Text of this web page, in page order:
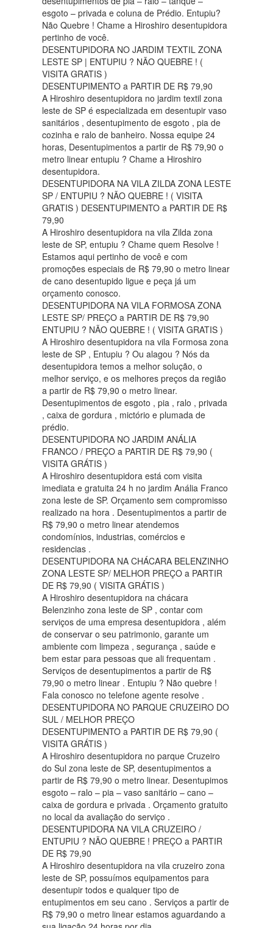
esgoto – privada e coluna de Prédio. Entupiu?
Não Quebre ! Chame a Hiroshiro desentupidora
pertinho de você.
DESENTUPIDORA NO JARDIM TEXTIL ZONA
LESTE SP | ENTUPIU ? NÃO QUEBRE ! (
VISITA GRATIS )
DESENTUPIMENTO a PARTIR DE R$ 79,90
A Hiroshiro desentupidora no jardim textil zona
leste de SP é especializada em desentupir vaso
sanitários , desentupimento de esgoto , pia de
cozinha e ralo de banheiro. Nossa equipe 24
horas, Desentupimentos a partir de R$ 79,90 o
metro linear entupiu ? Chame a Hiroshiro
desentupidora.
DESENTUPIDORA NA VILA ZILDA ZONA LESTE
SP / ENTUPIU ? NÃO QUEBRE ! ( VISITA
GRATIS ) DESENTUPIMENTO a PARTIR DE R$
79,90
A Hiroshiro desentupidora na vila Zilda zona
leste de SP, entupiu ? Chame quem Resolve !
Estamos aqui pertinho de você e com
promoções especiais de R$ 79,90 o metro linear
de cano desentupido ligue e peça já um
orçamento conosco.
DESENTUPIDORA NA VILA FORMOSA ZONA
LESTE SP/ PREÇO a PARTIR DE R$ 79,90
ENTUPIU ? NÃO QUEBRE ! ( VISITA GRATIS )
A Hiroshiro desentupidora na vila Formosa zona
leste de SP , Entupiu ? Ou alagou ? Nós da
desentupidora temos a melhor solução, o
melhor serviço, e os melhores preços da região
a partir de R$ 79,90 o metro linear.
Desentupimentos de esgoto , pia , ralo , privada
, caixa de gordura , mictório e plumada de
prédio.
DESENTUPIDORA NO JARDIM ANÁLIA
FRANCO / PREÇO a PARTIR DE R$ 79,90 (
VISITA GRÁTIS )
A Hiroshiro desentupidora está com visita
imediata e gratuita 24 h no jardim Anália Franco
zona leste de SP. Orçamento sem compromisso
realizado na hora . Desentupimentos a partir de
R$ 79,90 o metro linear atendemos
condomínios, industrias, comércios e
residencias .
DESENTUPIDORA NA CHÁCARA BELENZINHO
ZONA LESTE SP/ MELHOR PREÇO a PARTIR
DE R$ 79,90 ( VISITA GRÁTIS )
A Hiroshiro desentupidora na chácara
Belenzinho zona leste de SP , contar com
serviços de uma empresa desentupidora , além
de conservar o seu patrimonio, garante um
ambiente com limpeza , segurança , saúde e
bem estar para pessoas que ali frequentam .
Serviços de desentupimentos a partir de R$
79,90 o metro linear . Entupiu ? Não quebre !
Fala conosco no telefone agente resolve .
DESENTUPIDORA NO PARQUE CRUZEIRO DO
SUL / MELHOR PREÇO
DESENTUPIMENTO a PARTIR DE R$ 79,90 (
VISITA GRÁTIS )
A Hiroshiro desentupidora no parque Cruzeiro
do Sul zona leste de SP, desentupimentos a
partir de R$ 79,90 o metro linear. Desentupimos
esgoto – ralo – pia – vaso sanitário – cano –
caixa de gordura e privada . Orçamento gratuito
no local da avaliação do serviço .
DESENTUPIDORA NA VILA CRUZEIRO /
ENTUPIU ? NÃO QUEBRE ! PREÇO a PARTIR
DE R$ 79,90
A Hiroshiro desentupidora na vila cruzeiro zona
leste de SP, possuímos equipamentos para
desentupir todos e qualquer tipo de
entupimentos em seu cano . Serviços a partir de
R$ 79,90 o metro linear estamos aguardando a